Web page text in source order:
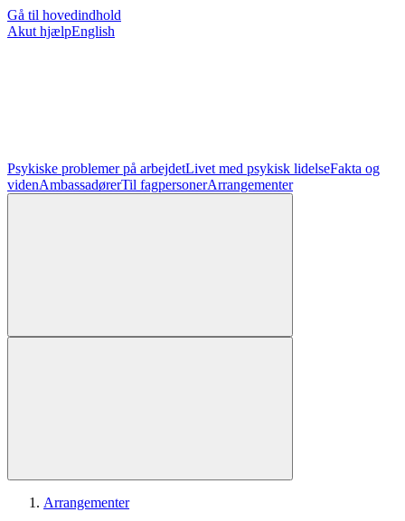
Gå til hovedindhold
Akut hjælpEnglish
Psykiske problemer på arbejdetLivet med psykisk lidelseFakta og
videnAmbassadørerTil fagpersonerArrangementer
Arrangementer